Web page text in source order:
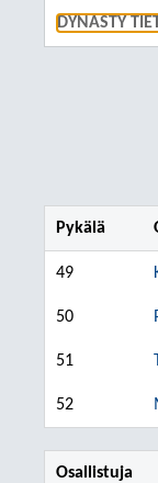
DYNASTY
Pykälä
49
50
51
52
Osallistuja